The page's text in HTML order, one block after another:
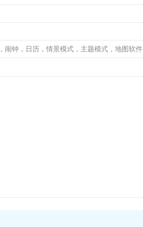
闹钟，日历，情景模式，主题模式，地图软件